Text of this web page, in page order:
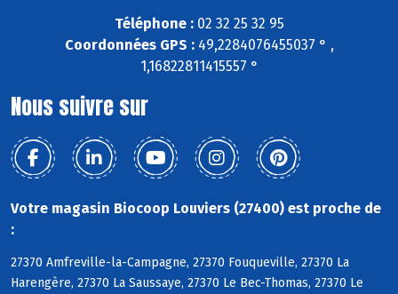
Téléphone :02 32 25 32 95
Coordonnées GPS :49,2284076455037 ° ,
1,16822811415557 °
Nous suivre sur
Votre magasin Biocoop Louviers (27400) est proche de
:
27370 Amfreville-la-Campagne, 27370 Fouqueville, 27370 La
Harengère, 27370 La Saussaye, 27370 Le Bec-Thomas, 27370 Le